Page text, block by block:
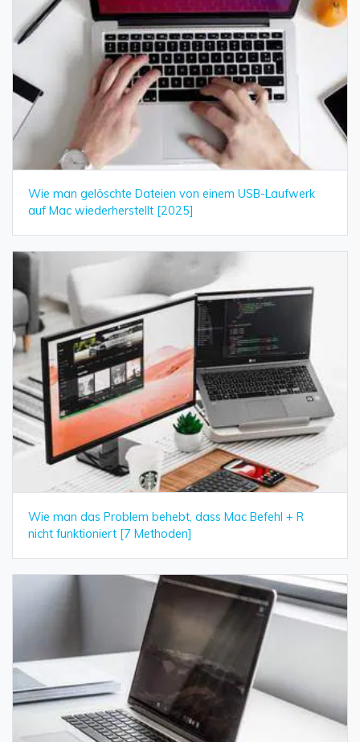
Wie man gelöschte Dateien von einem USB-Laufwerk
auf Mac wiederherstellt [2025]
Wie man das Problem behebt, dass Mac Befehl + R
nicht funktioniert [7 Methoden]